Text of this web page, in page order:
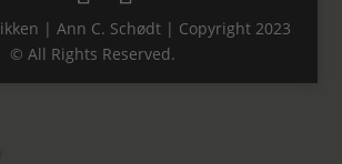
| Ann C. Schødt | Copyright 2023
© All Rights Reserved.